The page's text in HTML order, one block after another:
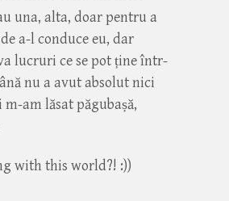
una, alta, doar pentru a
a-l conduce eu, dar
lucruri ce se pot ține într-
nu a avut absolut nici
am lăsat păgubașă,
with this world?! :))